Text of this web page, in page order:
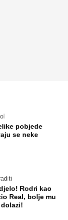
pobjede
se neke
Rodri kao
Real, bolje mu